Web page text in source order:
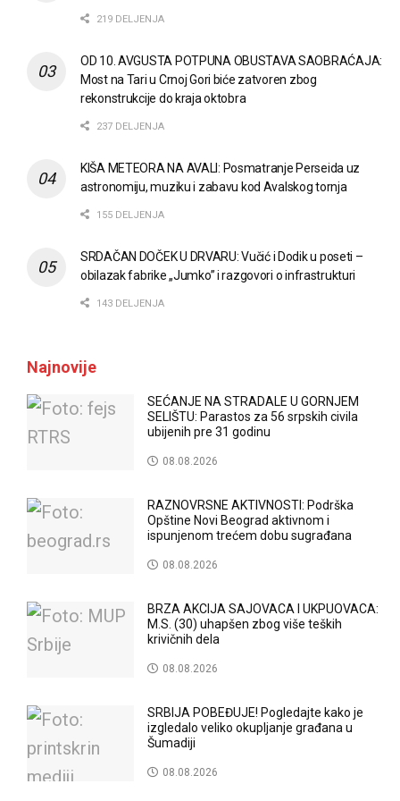
219 DELJENJA
OD 10. AVGUSTA POTPUNA OBUSTAVA SAOBRAĆAJA:
Most na Tari u Crnoj Gori biće zatvoren zbog
rekonstrukcije do kraja oktobra
237 DELJENJA
KIŠA METEORA NA AVALI: Posmatranje Perseida uz
astronomiju, muziku i zabavu kod Avalskog tornja
155 DELJENJA
SRDAČAN DOČEK U DRVARU: Vučić i Dodik u poseti –
obilazak fabrike „Jumko” i razgovori o infrastrukturi
143 DELJENJA
Najnovije
SEĆANJE NA STRADALE U GORNJEM
SELIŠTU: Parastos za 56 srpskih civila
ubijenih pre 31 godinu
08.08.2026
RAZNOVRSNE AKTIVNOSTI: Podrška
Opštine Novi Beograd aktivnom i
ispunjenom trećem dobu sugrađana
08.08.2026
BRZA AKCIJA SAJOVACA I UKPUOVACA:
M.S. (30) uhapšen zbog više teških
krivičnih dela
08.08.2026
SRBIJA POBEĐUJE! Pogledajte kako je
izgledalo veliko okupljanje građana u
Šumadiji
08.08.2026